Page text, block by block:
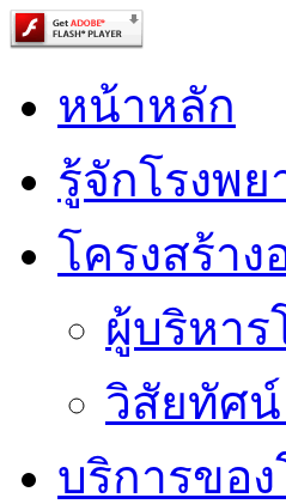
หน้าหลัก
รู้จักโรงพ
โครงสร้าง
ผู้บริหาร
วิสัยทัศ
บริการขอ